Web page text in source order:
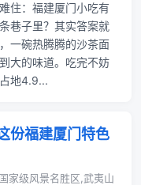
住：福建厦门小吃有
巷子里？其实答案就
一碗热腾腾的沙茶面
大的味道。吃完不妨
地4.9...
份福建厦门特色
家级风景名胜区,武夷山